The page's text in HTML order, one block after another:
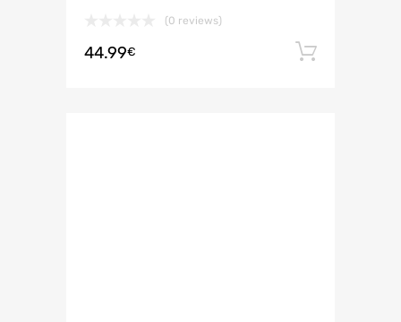
(0 reviews)
44.99€